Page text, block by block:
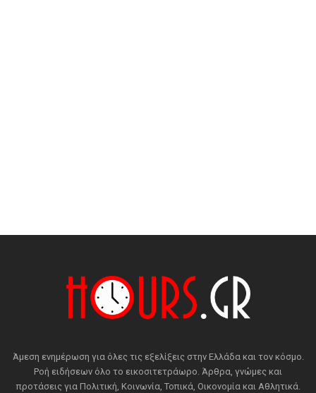
Άμεση ενημέρωση για όλες τις εξελίξεις στην Ελλάδα και τον κόσμο.
Ροή ειδήσεων όλο το εικοσιτετράωρο. Άρθρα, γνώμες και
προτάσεις για Πολιτική, Κοινωνία, Τοπικά, Οικονομία και Αθλητικά.